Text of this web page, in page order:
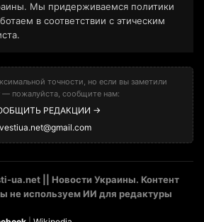
Мы придерживаемся политики
в соответствии с этическим
точности, но если вы заметили
пожалуйста, сообщите нам:
РЕДАКЦИИ →
vestiua.net@gmail.com
ua.net || Новости Украины. Контент
не используем ИИ для редактуры